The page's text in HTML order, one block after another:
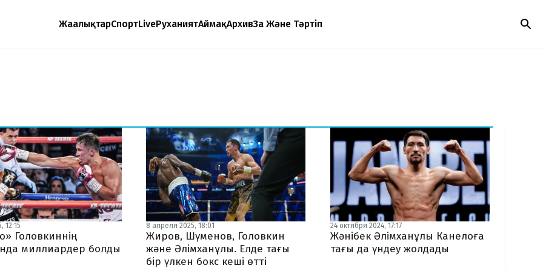
ЖаңалықтарСпортLiveРуханиятАймақАрхивЗаң Және Тәртіп
12:15
Головкиннің
миллиардер болды
8 апреля 2025, 18:01
Жиров, Шүменов, Головкин
және Әлімханұлы. Елде тағы
бір үлкен бокс кеші өтті
24 октября 2024, 17:17
Жәнібек Әлімханұлы Канелоға
тағы да үндеу жолдады